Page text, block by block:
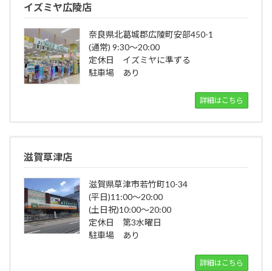
イズミヤ広陵店
奈良県北葛城郡広陵町安部450-1
(通常) 9:30～20:00
定休日 イズミヤに準ずる
駐車場 あり
詳細はこちら
滋賀草津店
滋賀県草津市若竹町10-34
(平日)11:00～20:00
(土日祝)10:00～20:00
定休日 第3水曜日
駐車場 あり
詳細はこちら